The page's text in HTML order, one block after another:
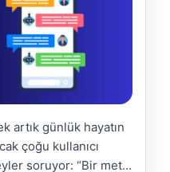
artık günlük hayatın
çoğu kullanıcı
soruyor: “Bir metin